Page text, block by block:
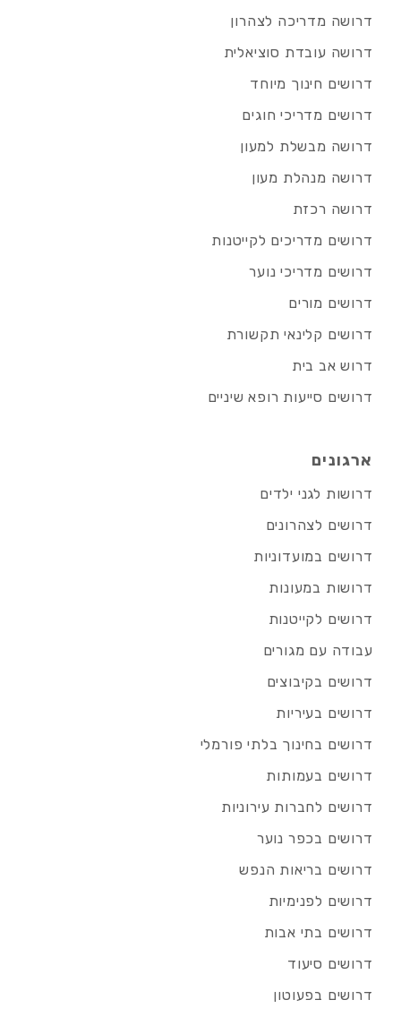
דרושה מדריכה לצהרון
דרושה עובדת סוציאלית
דרושים חינוך מיוחד
דרושים מדריכי חוגים
דרושה מבשלת למעון
דרושה מנהלת מעון
דרושה רכזת
דרושים מדריכים לקייטנות
דרושים מדריכי נוער
דרושים מורים
דרושים קלינאי תקשורת
דרוש אב בית
דרושים סייעות רופא שיניים
ארגונים
דרושות לגני ילדים
דרושים לצהרונים
דרושים במועדוניות
דרושות במעונות
דרושים לקייטנות
עבודה עם מגורים
דרושים בקיבוצים
דרושים בעיריות
דרושים בחינוך בלתי פורמלי
דרושים בעמותות
דרושים לחברות עירוניות
דרושים בכפר נוער
דרושים בריאות הנפש
דרושים לפנימיות
דרושים בתי אבות
דרושים סיעוד
דרושים בפעוטון